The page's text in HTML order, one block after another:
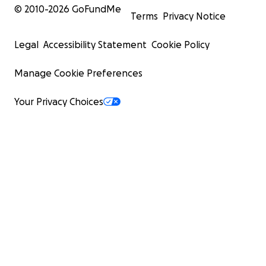
© 2010-2026 GoFundMe
Terms Privacy Notice
Legal Accessibility Statement Cookie Policy
Manage Cookie Preferences
Your Privacy Choices